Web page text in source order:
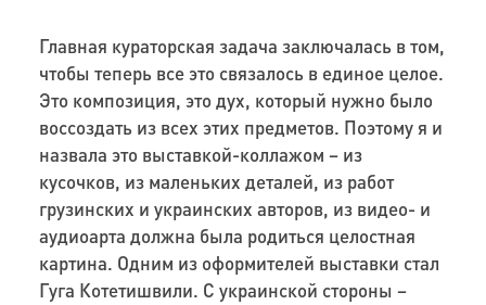
Главная кураторская задача заключалась в том,
чтобы теперь все это связалось в единое целое.
Это композиция, это дух, который нужно было
воссоздать из всех этих предметов. Поэтому я и
назвала это выставкой-коллажом – из
кусочков, из маленьких деталей, из работ
грузинских и украинских авторов, из видео- и
аудиоарта должна была родиться целостная
картина. Одним из оформителей выставки стал
Гуга Котетишвили. С украинской стороны –